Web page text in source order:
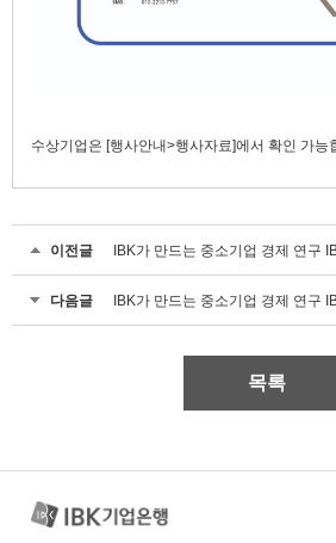
수상기업은 [행사안내>행사자료]에서 확인 가능
이전글
다음글
목록